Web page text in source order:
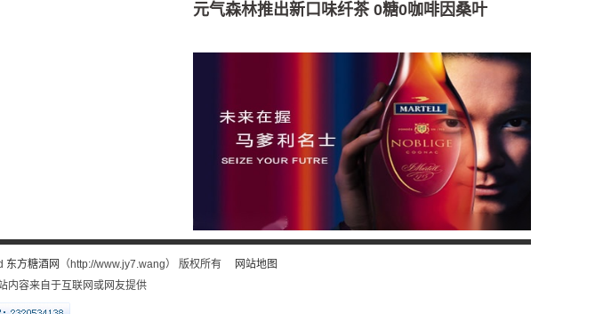
元气森林推出新口味纤茶 0糖0咖啡因桑叶
东方糖酒网 （http://www.jy7.wang） 版权所有
网站地图
内容来自于互联网或网友提供